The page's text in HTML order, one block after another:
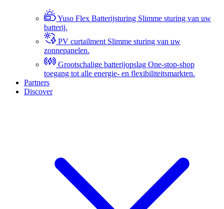
Yuso Flex Batterijsturing Slimme sturing van uw
batterij.
PV curtailment Slimme sturing van uw
zonnepanelen.
Grootschalige batterijopslag One-stop-shop
toegang tot alle energie- en flexibiliteitsmarkten.
Partners
Discover